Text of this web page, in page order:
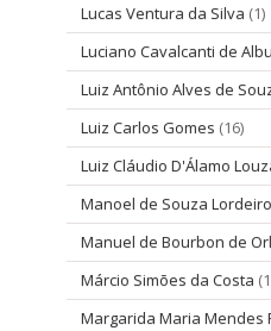
Lucas Ventura da Silva (1)
Luciano Cavalcanti de
Luiz Antônio Alves de
Luiz Carlos Gomes (16)
Luiz Cláudio D'Álamo
Manoel de Souza Lordeiro
Manuel de Bourbon de
Márcio Simões da Costa
Margarida Maria Mendes